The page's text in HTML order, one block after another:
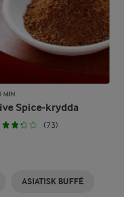
MIN
Spice-krydda
(73)
ASIATISK BUFFÉ